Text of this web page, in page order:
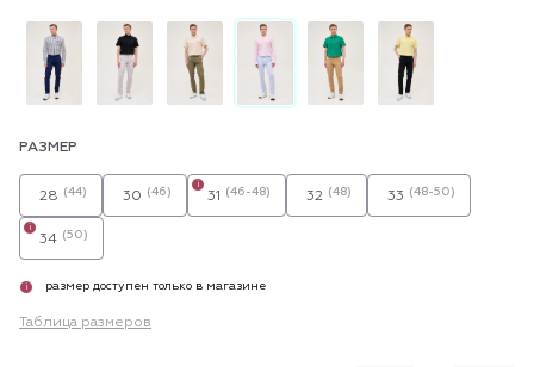
РАЗМЕР
28 (44) 30 (46) 31 (46-48)
i
32 (48) 33 (48-50)
34 (50)
i
i размер доступен только в магазине
Таблица размеров